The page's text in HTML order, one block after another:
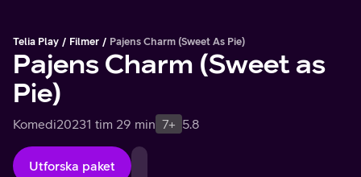
Telia Play Filmer Pajens Charm (Sweet As Pie)
Pajens Charm (Sweet as
Pie)
Komedi20231 tim 29 min 7+ 5.8
Utforska paket